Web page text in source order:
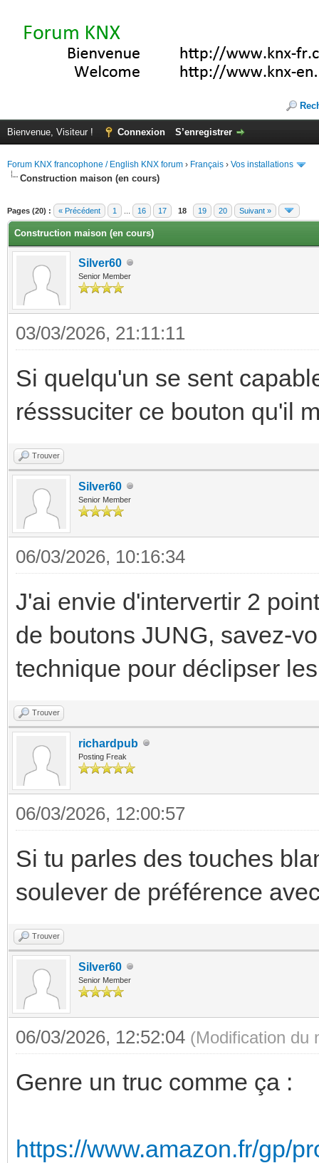
Bienvenue, Visiteur ! Connexion S’enregistrer
Forum KNX francophone / English KNX forum › Français › Vos installations
Construction maison (en cours)
Pages (20) : « Précédent 1 16 17 18 19 20 Suivant »
Construction maison (en cours)
Silver60
Senior Member
03/03/2026, 21:11:11
Si quelqu'un se sent
résssuciter ce bouton qu'il
Trouver
Silver60
Senior Member
06/03/2026, 10:16:34
J'ai envie d'intervertir 2
de boutons JUNG, savez-
technique pour déclipser
Trouver
richardpub
Posting Freak
06/03/2026, 12:00:57
Si tu parles des touches
soulever de préférence
Trouver
Silver60
Senior Member
06/03/2026, 12:52:04 (Modification du
Genre un truc comme ça :
https://www.amazon.fr/gp/